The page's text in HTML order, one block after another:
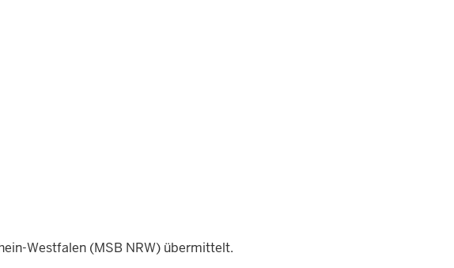
Westfalen (MSB NRW) übermittelt.